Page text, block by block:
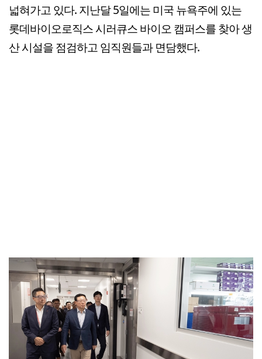
넓혀가고 있다. 지난달 5일에는 미국 뉴욕주에 있는
롯데바이오로직스 시러큐스 바이오 캠퍼스를 찾아 생
산 시설을 점검하고 임직원들과 면담했다.